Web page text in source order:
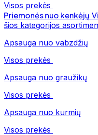
Visos prekės
Priemonės nuo kenkėjų
šios kategorijos
Apsauga nuo vabzdžių
Visos prekės
Apsauga nuo graužikų
Visos prekės
Apsauga nuo kurmių
Visos prekės